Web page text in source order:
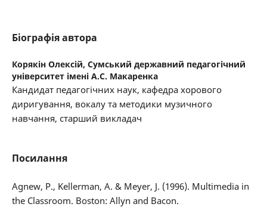
Біографія автора
Корякін Олексій, Сумський державний педагогічний
університет імені А.С. Макаренка
Кандидат педагогічних наук, кафедра хорового
диригування, вокалу та методики музичного
навчання, старший викладач
Посилання
Agnew, P., Kellerman, A. & Meyer, J. (1996). Multimedia in
the Classroom. Boston: Allyn and Bacon.